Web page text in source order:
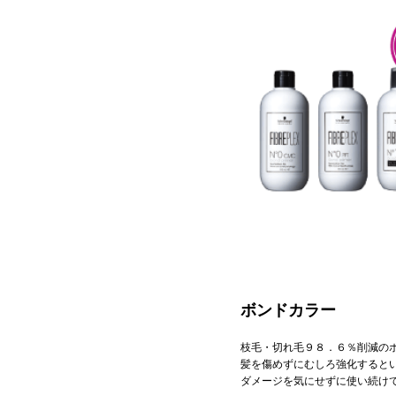
ボンドカラー
枝毛・切れ毛９８．６％削減の
髪を傷めずにむしろ強化すると
ダメージを気にせずに使い続け